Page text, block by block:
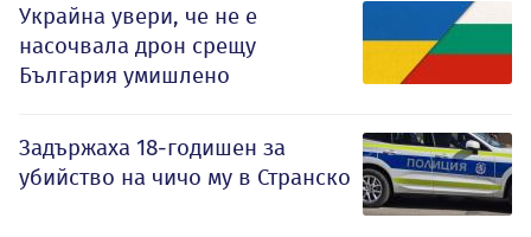
Украйна увери, че не е
насочвала дрон срещу
България умишлено
Задържаха 18-годишен за
убийство на чичо му в Странско